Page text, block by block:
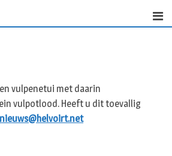
vulpenetui met daarin
vulpotlood. Heeft u dit toevallig
nieuws@helvoirt.net